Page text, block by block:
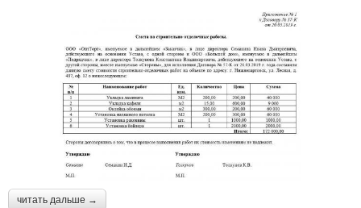
читать дальше →